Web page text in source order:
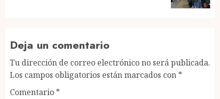
Deja un comentario
Tu dirección de correo electrónico no será publicada.
Los campos obligatorios están marcados con *
Comentario *